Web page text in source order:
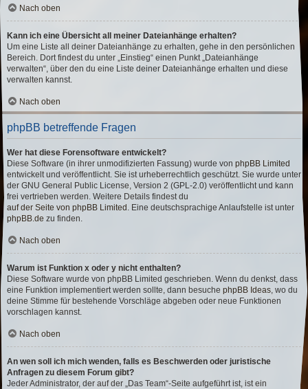
Nach oben
Kann ich eine Übersicht all meiner Dateianhänge erhalten?
Um eine Liste all deiner Dateianhänge zu erhalten, gehe in den persönlichen
Bereich. Dort findest du unter „Einstieg“ einen Punkt „Dateianhänge
verwalten“, über den du eine Liste deiner Dateianhänge erhalten und diese
verwalten kannst.
Nach oben
phpBB betreffende Fragen
Wer hat diese Forensoftware entwickelt?
Diese Software (in ihrer unmodifizierten Fassung) wurde von phpBB Limited
entwickelt und veröffentlicht. Sie ist urheberrechtlich geschützt. Sie wurde unter
der GNU General Public License, Version 2 (GPL-2.0) veröffentlicht und kann
frei vertrieben werden. Weitere Details findest du
auf der Seite von phpBB Limited . Eine deutschsprachige Anlaufstelle ist unter
phpBB.de zu finden.
Nach oben
Warum ist Funktion x oder y nicht enthalten?
Diese Software wurde von phpBB Limited geschrieben. Wenn du denkst, dass
eine Funktion implementiert werden sollte, dann besuche phpBB Ideas, wo du
deine Stimme für bestehende Vorschläge abgeben oder neue Funktionen
vorschlagen kannst.
Nach oben
An wen soll ich mich wenden, falls es Beschwerden oder juristische
Anfragen zu diesem Forum gibt?
Jeder Administrator, der auf der „Das Team“-Seite aufgeführt ist, ist ein